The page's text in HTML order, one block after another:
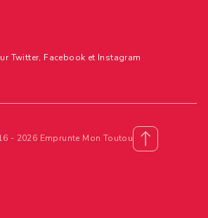
Twitter, Facebook et Instagram
- 2026 Emprunte Mon Toutou